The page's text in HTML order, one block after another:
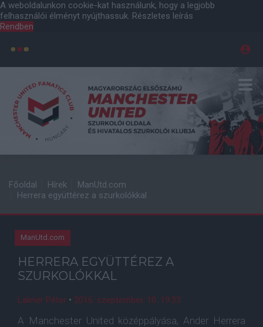
A weboldalunkon cookie-kat használunk, hogy a legjobb
felhasználói élményt nyújthassuk. Részletes leírás
Rendben
Főoldal Hírek
ManUtd.com
Herrera együttérez a szurkolókkal
ManUtd.com
HERRERA EGYÜTTÉREZ A
SZURKOLÓKKAL
Lakner Péter • 2016. szeptember. 10. 19:33
A Manchester United középpályása, Ander Herrera